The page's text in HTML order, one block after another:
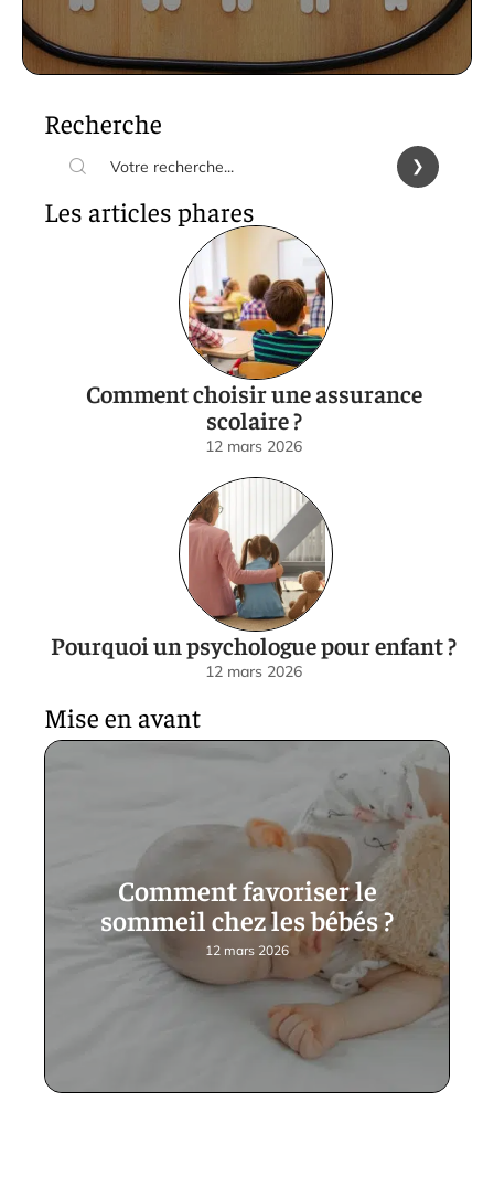
Recherche
Les articles phares
Comment choisir une assurance
scolaire ?
12 mars 2026
Pourquoi un psychologue pour enfant ?
12 mars 2026
Mise en avant
Comment favoriser le
sommeil chez les bébés ?
12 mars 2026